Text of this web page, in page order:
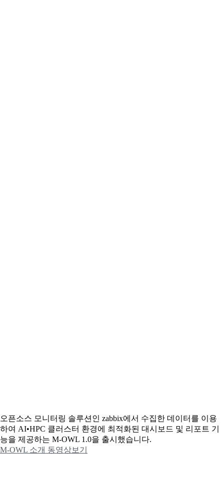
오픈소스 모니터링 솔루션인 zabbix에서 수집한 데이터를 이용
하여 AI•HPC 클러스터 환경에 최적화된 대시보드 및 리포트 기
능을 제공하는 M-OWL 1.0을 출시했습니다.
M-OWL 소개 동영상보기